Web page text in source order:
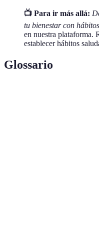
📺 Para ir más allá:
tu bienestar con
en nuestra plataforma.
establecer hábitos
Glossario